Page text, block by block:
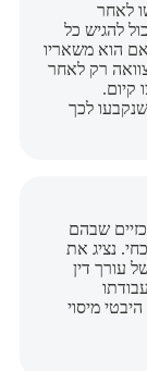
לאחר
להגיש כל
הוא משאריו
רק לאחר
קיום.
לכך
שבהם
נציג את
עורך דין
מיסוי